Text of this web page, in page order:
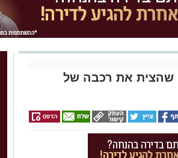
שהצית את רכבה של